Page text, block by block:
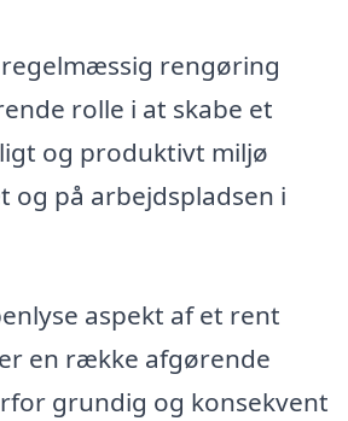
rengøring
rolle i at skabe et
og produktivt miljø
og på arbejdspladsen i
aspekt af et rent
en række afgørende
grundig og konsekvent